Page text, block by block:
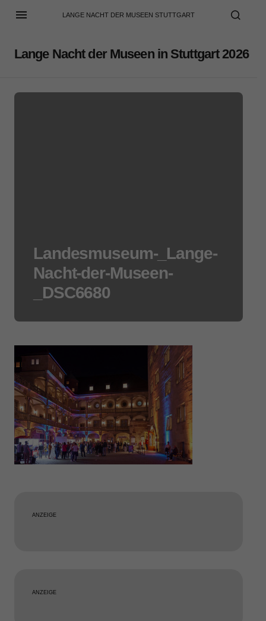
LANGE NACHT DER MUSEEN STUTTGART
Lange Nacht der Museen in Stuttgart 2026
Landesmuseum-_Lange-
Nacht-der-Museen-
_DSC6680
ANZEIGE
ANZEIGE